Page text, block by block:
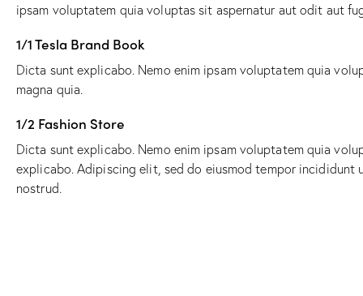
ipsam voluptatem quia voluptas sit aspernatur aut odit aut
1/1 Tesla Brand Book
Dicta sunt explicabo. Nemo enim ipsam voluptatem quia
magna quia.
1/2 Fashion Store
Dicta sunt explicabo. Nemo enim ipsam voluptatem quia
explicabo. Adipiscing elit, sed do eiusmod tempor incididunt
nostrud.